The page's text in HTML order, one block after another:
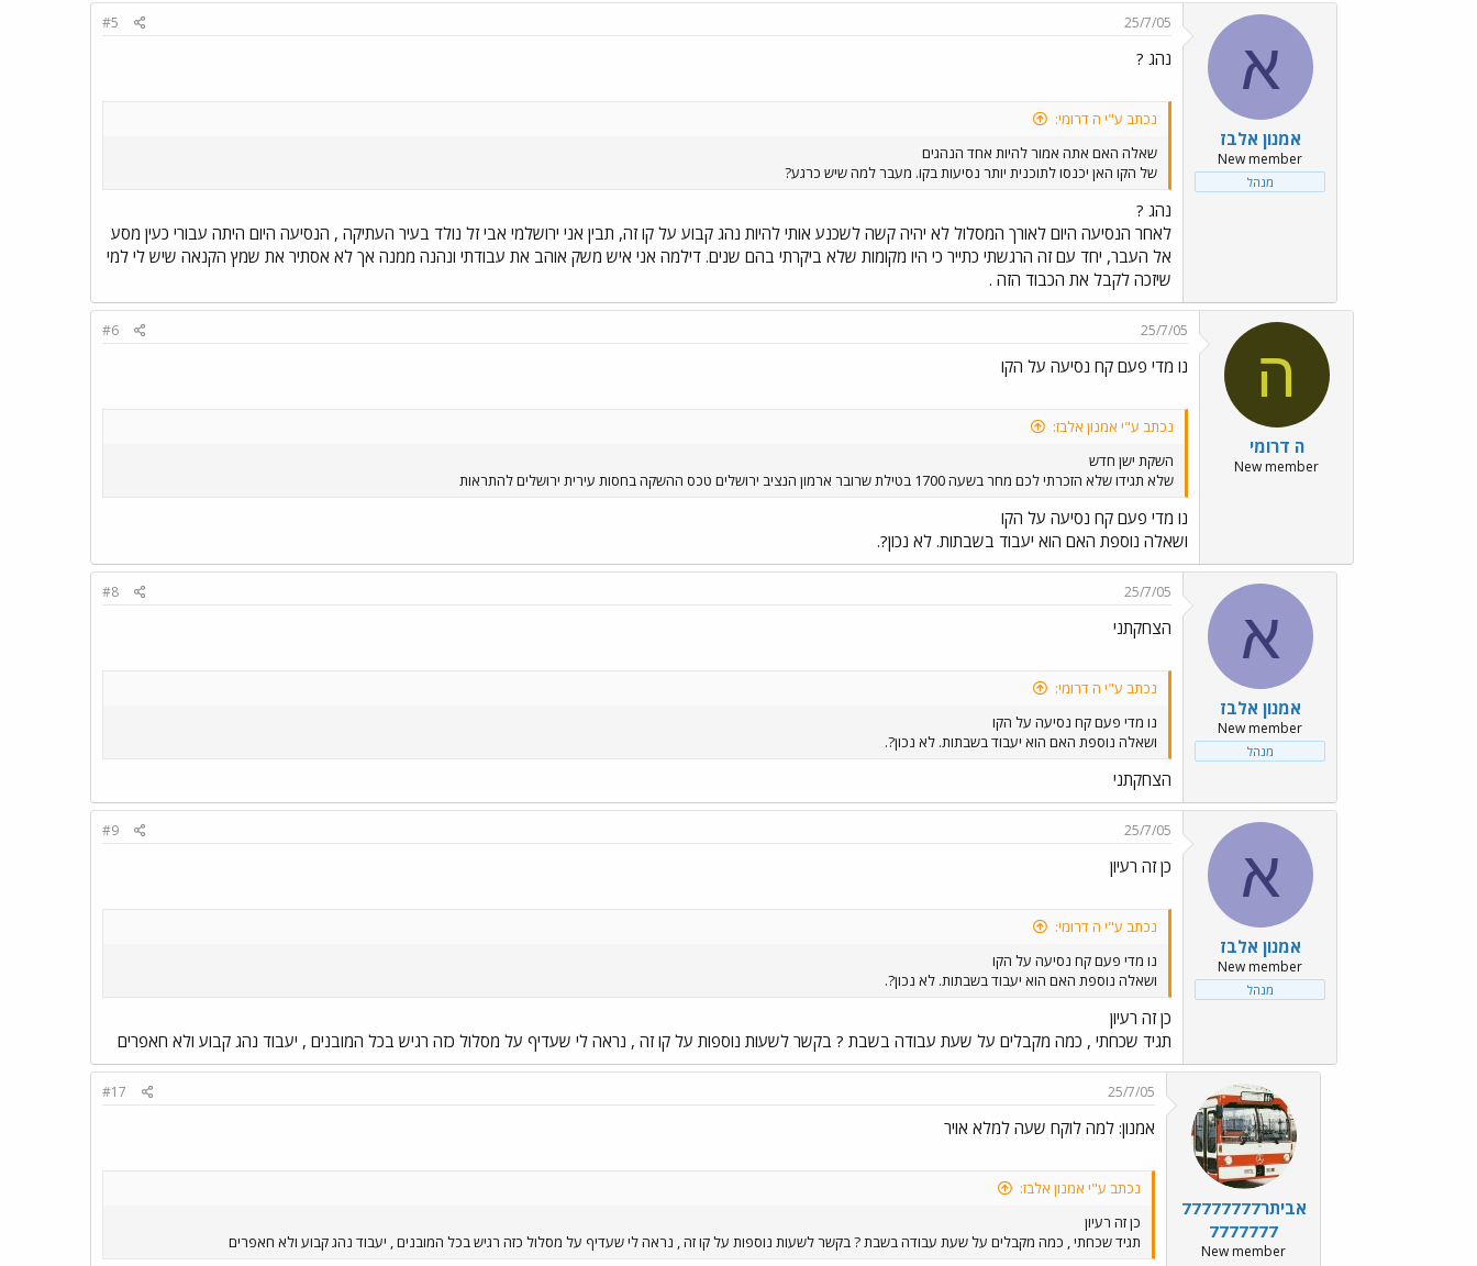
א
אמנון אלבז
New member
מנהל
25/7/05
#5
נהג ?
נכתב ע"י ה דרומי:
שאלה האם אתה אמור להיות אחד הנהגים
של הקו האן יכנסו לתוכנית יותר נסיעות בקו. מעבר למה שיש כרגע?
נהג ?
לאחר הנסיעה היום לאורך המסלול לא יהיה קשה לשכנע אותי להיות נהג קבוע על קו זה, תבין אני ירושלמי אבי זל נולד בעיר העתיקה , הנסיעה היום היתה עבורי כעין מסע
אל העבר, יחד עם זה הרגשתי כתייר כי היו מקומות שלא ביקרתי בהם שנים. דילמה אני איש משק אוהב את עבודתי ונהנה ממנה אך לא אסתיר את שמץ הקנאה שיש לי למי
שיזכה לקבל את הכבוד הזה .
ה
ה דרומי
New member
25/7/05
#6
נו מדי פעם קח נסיעה על הקו
נכתב ע"י אמנון אלבז:
השקת ישן חדש
שלא תגידו שלא הזכרתי לכם מחר בשעה 1700 בטילת שרובר ארמון הנציב ירושלים טכס ההשקה בחסות עירית ירושלים להתראות
נו מדי פעם קח נסיעה על הקו
ושאלה נוספת האם הוא יעבוד בשבתות. לא נכון?.
א
אמנון אלבז
New member
מנהל
25/7/05
#8
הצחקתני
נכתב ע"י ה דרומי:
נו מדי פעם קח נסיעה על הקו
ושאלה נוספת האם הוא יעבוד בשבתות. לא נכון?.
הצחקתני
א
אמנון אלבז
New member
מנהל
25/7/05
#9
כן זה רעיון
נכתב ע"י ה דרומי:
נו מדי פעם קח נסיעה על הקו
ושאלה נוספת האם הוא יעבוד בשבתות. לא נכון?.
כן זה רעיון
תגיד שכחתי , כמה מקבלים על שעת עבודה בשבת ? בקשר לשעות נוספות על קו זה , נראה לי שעדיף על מסלול כזה רגיש בכל המובנים , יעבוד נהג קבוע ולא חאפרים
אביתר77777777
7777777
New member
25/7/05
#17
אמנון: למה לוקח שעה למלא אויר
נכתב ע"י אמנון אלבז:
כן זה רעיון
תגיד שכחתי , כמה מקבלים על שעת עבודה בשבת ? בקשר לשעות נוספות על קו זה , נראה לי שעדיף על מסלול כזה רגיש בכל המובנים , יעבוד נהג קבוע ולא חאפרים